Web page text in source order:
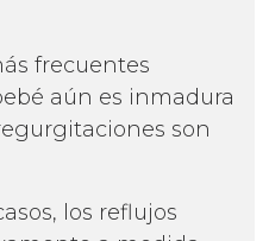
frecuentes
aún es inmadura
son
los reflujos